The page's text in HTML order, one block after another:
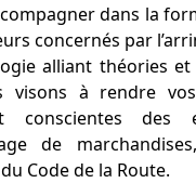
dans la
concernés par
alliant théories et
visons à rendre
conscientes des
de
Code de la Route.